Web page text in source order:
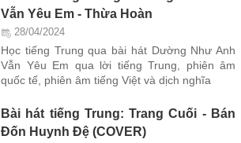
Vẫn Yêu Em - Thừa Hoàn
28/04/2024
Học tiếng Trung qua bài hát Dường Như Anh
Vẫn Yêu Em qua lời tiếng Trung, phiên âm
quốc tế, phiên âm tiếng Việt và dịch nghĩa
Bài hát tiếng Trung: Trang Cuối - Bán
Đốn Huynh Đệ (COVER)